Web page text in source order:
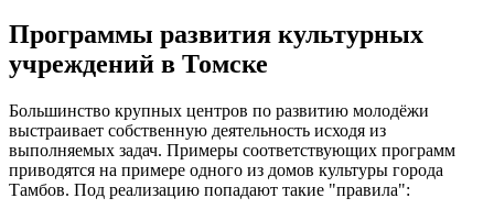
Программы развития культурных
учреждений в Томске
Большинство крупных центров по развитию молодёжи
выстраивает собственную деятельность исходя из
выполняемых задач. Примеры соответствующих программ
приводятся на примере одного из домов культуры города
Тамбов. Под реализацию попадают такие "правила":